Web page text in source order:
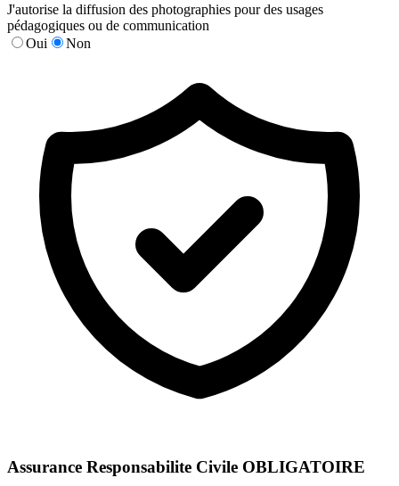
J'autorise la diffusion des photographies pour des usages
pédagogiques ou de communication
Oui
Non
Assurance Responsabilite Civile OBLIGATOIRE